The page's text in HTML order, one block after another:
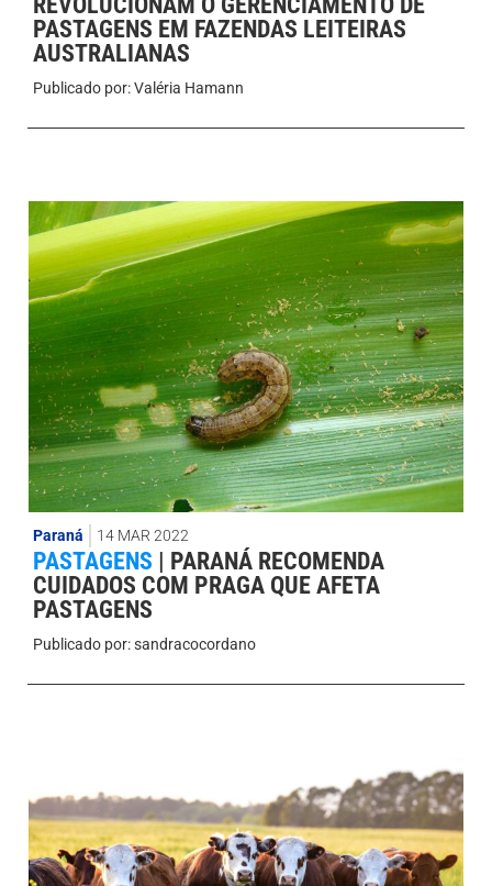
PASTAGENS EM FAZENDAS LEITEIRAS
AUSTRALIANAS
Publicado por:Valéria Hamann
Paraná 14 MAR 2022
PASTAGENS | PARANÁ RECOMENDA
CUIDADOS COM PRAGA QUE AFETA
PASTAGENS
Publicado por:sandracocordano